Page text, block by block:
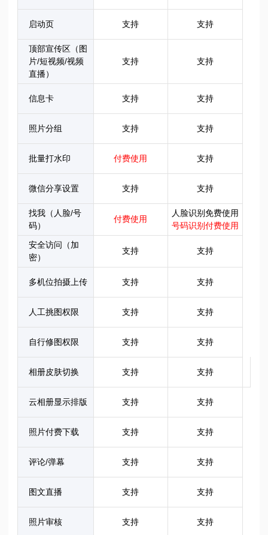
启动页 支持 支持
顶部宣传区（图
片/短视频/视频
直播）
支持 支持
信息卡 支持 支持
照片分组 支持 支持
批量打水印 付费使用 支持
微信分享设置 支持 支持
找我（人脸/号
码）
付费使用
人脸识别免费使用
号码识别付费使用
安全访问（加
密）
支持 支持
多机位拍摄上传 支持 支持
人工挑图权限 支持 支持
自行修图权限 支持 支持
相册皮肤切换 支持 支持
云相册显示排版 支持 支持
照片付费下载 支持 支持
评论/弹幕 支持 支持
图文直播 支持 支持
照片审核 支持 支持